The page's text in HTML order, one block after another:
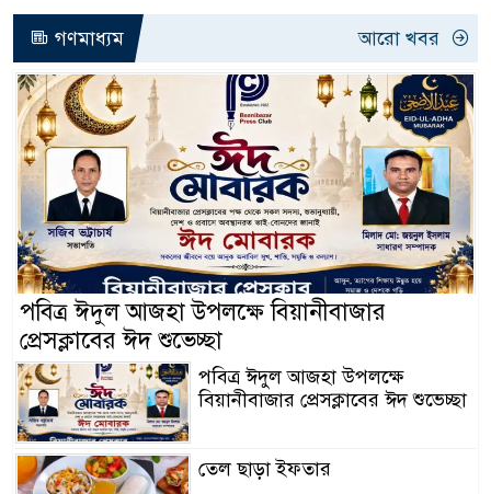
গণমাধ্যম আরো খবর
পবিত্র ঈদুল আজহা উপলক্ষে বিয়ানীবাজার
প্রেসক্লাবের ঈদ শুভেচ্ছা
পবিত্র ঈদুল আজহা উপলক্ষে
বিয়ানীবাজার প্রেসক্লাবের ঈদ শুভেচ্ছা
তেল ছাড়া ইফতার